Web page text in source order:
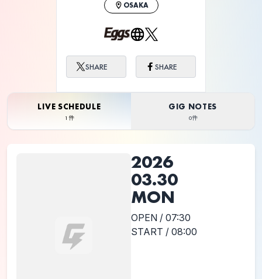
OSAKA
SHARE SHARE
LIVE SCHEDULE
1件
GIG NOTES
0件
2026
03.30
MON
OPEN / 07:30
START / 08:00